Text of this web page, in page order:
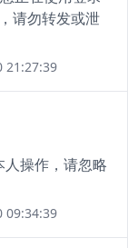
请勿转发或泄
21:27:39
人操作，请忽略
09:34:39